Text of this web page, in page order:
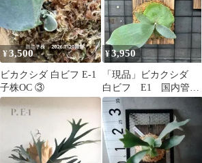
¥3,500
ビカクシダ 白ビフ E-1
子株OC ③
¥3,950
「現品」ビカクシダ
白ビフ E1 国内管
理 胞子培養株